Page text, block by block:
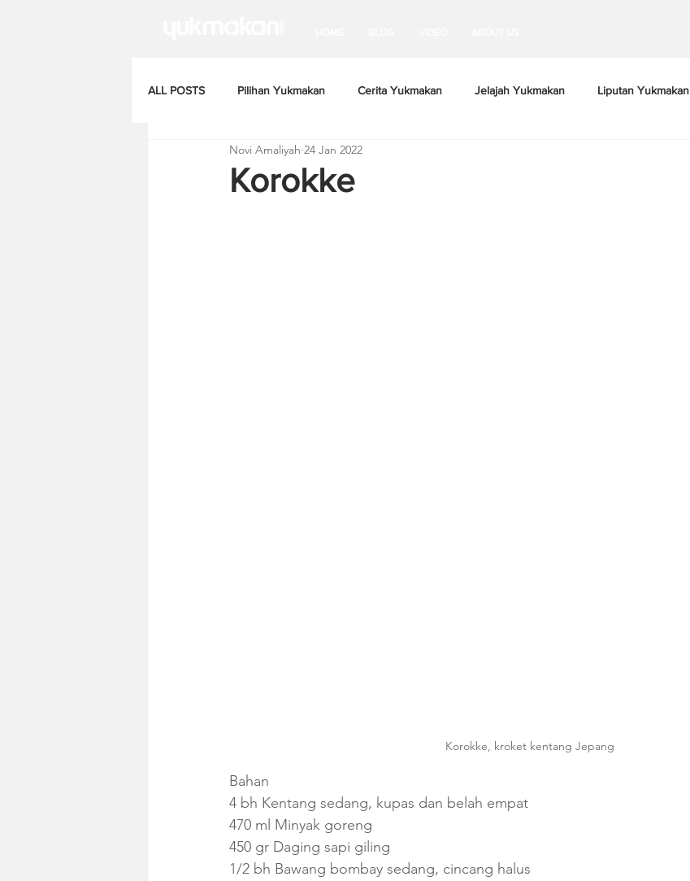
ALL POSTS Pilihan Yukmakan Cerita Yukmakan Jelajah Yukmakan Liputan Yukmakan
Korokke
Novi Amaliyah 24 Jan 2022
Korokke, kroket kentang Jepang
Bahan
4 bh Kentang sedang, kupas dan belah empat
470 ml Minyak goreng
450 gr Daging sapi giling
1/2 bh Bawang bombay sedang, cincang halus